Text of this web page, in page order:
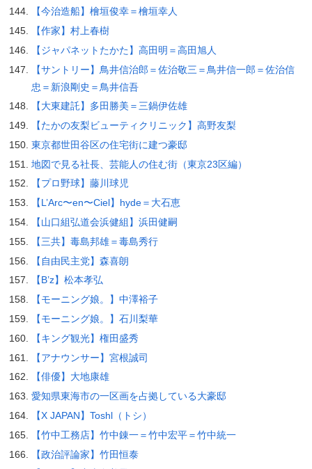
【今治造船】檜垣俊幸＝檜垣幸人
【作家】村上春樹
【ジャパネットたかた】高田明＝高田旭人
【サントリー】鳥井信治郎＝佐治敬三＝鳥井信一郎＝佐治信
忠＝新浪剛史＝鳥井信吾
【大東建託】多田勝美＝三鍋伊佐雄
【たかの友梨ビューティクリニック】高野友梨
東京都世田谷区の住宅街に建つ豪邸
地図で見る社長、芸能人の住む街（東京23区編）
【プロ野球】藤川球児
【L’Arc〜en〜Ciel】hyde＝大石恵
【山口組弘道会浜健組】浜田健嗣
【三共】毒島邦雄＝毒島秀行
【自由民主党】森喜朗
【B’z】松本孝弘
【モーニング娘。】中澤裕子
【モーニング娘。】石川梨華
【キング観光】権田盛秀
【アナウンサー】宮根誠司
【俳優】大地康雄
愛知県東海市の一区画を占拠している大豪邸
【X JAPAN】Toshl（トシ）
【竹中工務店】竹中錬一＝竹中宏平＝竹中統一
【政治評論家】竹田恒泰